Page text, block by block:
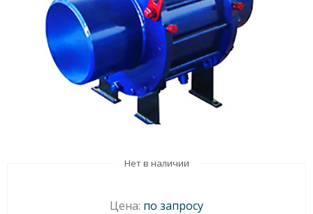
Нет в наличии
Цена: по запросу